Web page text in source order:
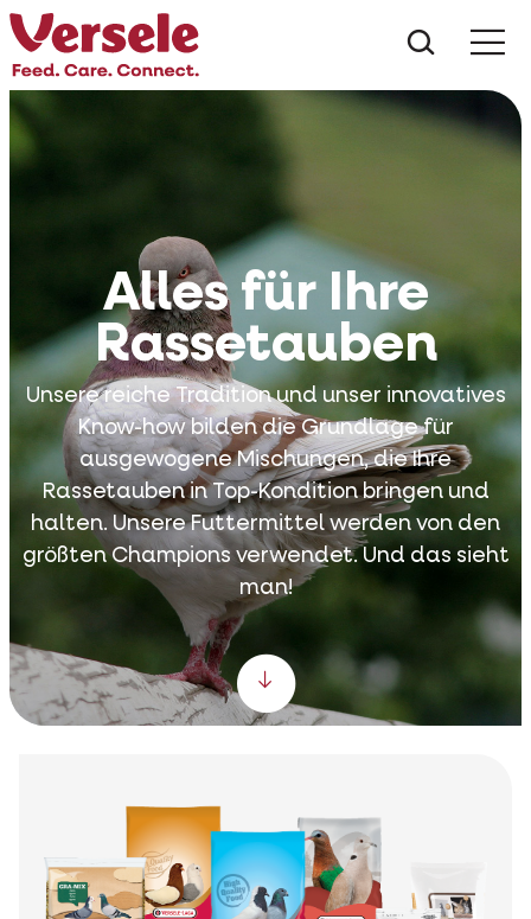
Alles für Ihre
Rassetauben
Unsere reiche Tradition und unser innovatives
Know-how bilden die Grundlage für
ausgewogene Mischungen, die Ihre
Rassetauben in Top-Kondition bringen und
halten. Unsere Futtermittel werden von den
größten Champions verwendet. Und das sieht
man!
Scroll down